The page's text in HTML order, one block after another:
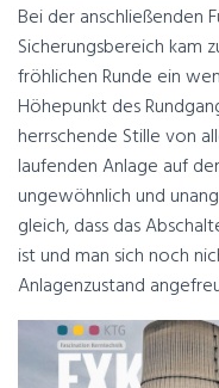
Bei der anschließenden
Sicherungsbereich kam
fröhlichen Runde ein
Höhepunkt des
herrschende Stille von
laufenden Anlage auf
ungewöhnlich und
gleich, dass das
ist und man sich noch
Anlagenzustand